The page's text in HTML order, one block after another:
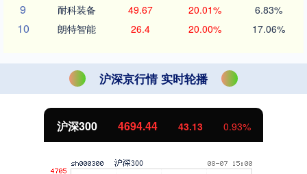
9 耐科装备 49.67 20.01% 6.83%
10 朗特智能 26.4 20.00% 17.06%
沪深京行情 实时轮播
北证50 1134.24 11.37 1.01%